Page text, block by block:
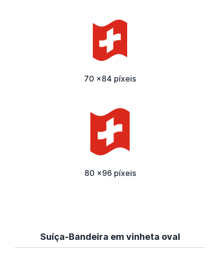
70 x84 píxeis
80 x96 píxeis
Suíça-Bandeira em vinheta oval